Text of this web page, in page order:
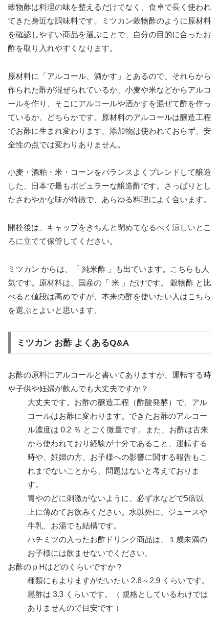
穀物酢は料理の味を整えるだけでなく、食卓で長く使われ
てきた身近な調味料です。ミツカン穀物酢のように原材料
を確認しやすい商品を選ぶことで、自分の目的に合ったお
酢を取り入れやすくなります。
原材料に「アルコール、酒かす」とあるので、それらから
作られた酢が混ぜられているか、小麦や米などからアルコ
ールを作り、そこにアルコールや酒かすを混ぜて酢を作っ
ているか、どちらかです。原材料のアルコールは醸造工程
でお酢に生まれ変わります。添加物は使われておらず、安
全性の点では変わりありません。
小麦・酒粕・米・コーンをバランスよくブレンドして醸造
した、日本で最もポピュラーな醸造酢です。さっぱりとし
たさわやかな味が特徴で、あらゆる料理によく合います。
開栓後は、キャップをきちんと閉めてなるべく涼しいとこ
ろに立てて保管してください。
ミツカン からは、「 純米酢 」も出ています。こちらも人
気です。原材料は、国産の「 米 」だけです。 穀物酢 と比
べると値段は高めですが、本来の酢を使いたい人はこちら
を選ぶとよいと思います。
ミツカン お酢 よくあるQ&A
お酢の原料にアルコールと書いてありますが、運転する時
や子供や妊婦が飲んでも大丈夫ですか？
大丈夫です。お酢の醸造工程（酢酸発酵）で、アル
コールはお酢に変わります。できたお酢のアルコー
ル濃度は 0.2 ％ とごく微量です。また、お酢は古来
から使われており経験が十分であること、運転する
時や、妊婦の方、お子様への影響に関する報告もこ
れまでないことから、問題はないと考えておりま
す。
胃やのどに刺激がないように、必ず水などで5倍以
上に薄めてお飲みください。水以外に、ジュースや
牛乳、お湯でも結構です。
ハチミツの入ったお酢ドリンク商品は、１歳未満の
お子様には飲ませないでください。
お酢のｐHはどのくらいですか？
種類にもよりますがだいたい 2.6～2.9 くらいです。
黒酢は 3.3 くらいです。（ 規格としているわけでは
ありませんので目安です ）